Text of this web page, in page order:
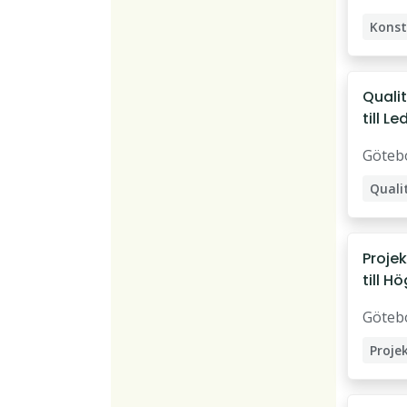
till
till